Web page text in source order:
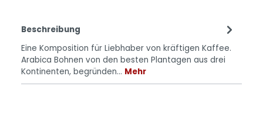
Beschreibung
Eine Komposition für Liebhaber von kräftigen Kaffee.
Arabica Bohnen von den besten Plantagen aus drei
Kontinenten, begründen… Mehr